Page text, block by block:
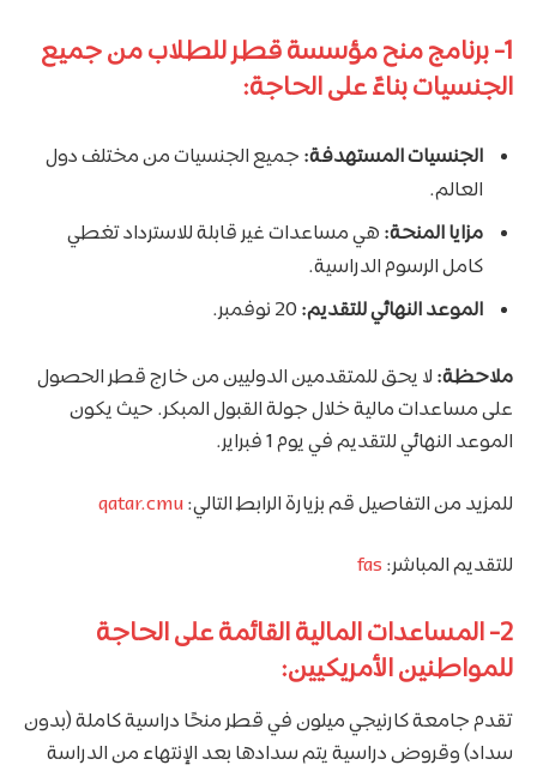
1- برنامج منح مؤسسة قطر للطلاب من جميع
الجنسيات بناءً على الحاجة:
الجنسيات المستهدفة: جميع الجنسيات من مختلف دول
العالم.
مزايا المنحة: هي مساعدات غير قابلة للاسترداد تغطي
كامل الرسوم الدراسية.
الموعد النهائي للتقديم:
ملاحظة: لا يحق للمتقدمين الدوليين من خارج قطر الحصول
على مساعدات مالية خلال جولة القبول المبكر. حيث يكون
الموعد النهائي للتقديم في يوم 1 فبراير.
للمزيد من التفاصيل قم بزيارة الرابط التالي:qatar.cmu
للتقديم المباشر: fas
2- المساعدات المالية القائمة على الحاجة
للمواطنين الأمريكيين:
تقدم جامعة كارنيجي ميلون في قطر منحًا دراسية كاملة (بدون
سداد) وقروض دراسية يتم سدادها بعد الإنتهاء من الدراسة